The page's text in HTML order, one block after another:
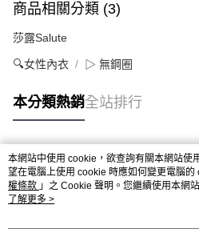
商品相關分類 (3)
莎露Salute
🔍女性內衣 ▷ 無鋼圈
本分類熱銷全站排行
熱門標籤
本網站中使用 cookie，欲查詢有關本網站使
望在電腦上使用 cookie 時應如何變更電腦的
權條款 」之 Cookie 聲明。您繼續使用本網
用條款之 Cookie 聲明使用 cookie。
了解更多 >